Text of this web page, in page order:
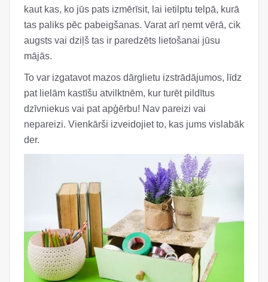
kaut kas, ko jūs pats izmērīsit, lai ietilptu telpā, kurā
tas paliks pēc pabeigšanas. Varat arī ņemt vērā, cik
augsts vai dziļš tas ir paredzēts lietošanai jūsu
mājās.
To var izgatavot mazos dārglietu izstrādājumos, līdz
pat lielām kastīšu atvilktnēm, kur turēt pildītus
dzīvniekus vai pat apģērbu! Nav pareizi vai
nepareizi. Vienkārši izveidojiet to, kas jums vislabāk
der.